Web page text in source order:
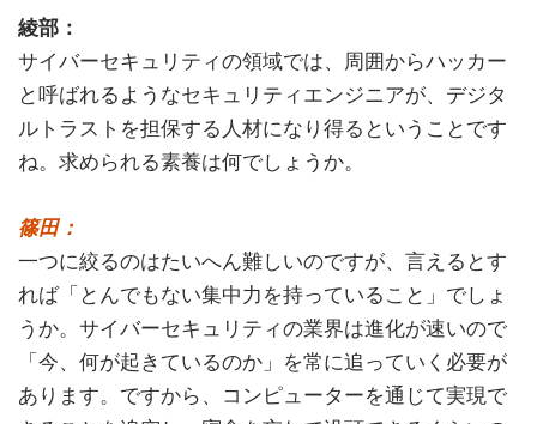
綾部：
サイバーセキュリティの領域では、周囲からハッカー
と呼ばれるようなセキュリティエンジニアが、デジタ
ルトラストを担保する人材になり得るということです
ね。求められる素養は何でしょうか。
篠田：
一つに絞るのはたいへん難しいのですが、言えるとす
れば「とんでもない集中力を持っていること」でしょ
うか。サイバーセキュリティの業界は進化が速いので
「今、何が起きているのか」を常に追っていく必要が
あります。ですから、コンピューターを通じて実現で